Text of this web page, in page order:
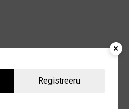
Registreeru